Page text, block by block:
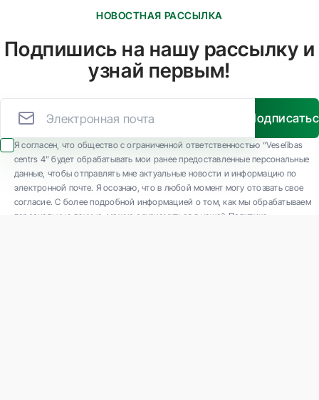
НОВОСТНАЯ РАССЫЛКА
Подпишись на нашу рассылку и
узнай первым!
Я согласен, что общество с ограниченной ответственностью “Veselības
centrs 4” будет обрабатывать мои ранее предоставленные персональные
данные, чтобы отправлять мне актуальные новости и информацию по
электронной почте. Я осознаю, что в любой момент могу отозвать свое
согласие. С более подробной информацией о том, как мы обрабатываем
персональные данные, можно ознакомиться в нашей Политике